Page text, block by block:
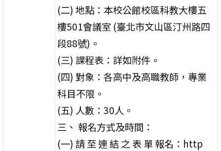
(二) 地點：本校公館校區科教大樓五
樓501會議室 (臺北市文山區汀州路四
段88號)。
(三) 課程表：詳如附件。
(四) 對象：各高中及高職教師，專業
科目不限。
(五) 人數：30人。
三、 報名方式及時間：
(一) 請 至 連 結 之 表 單 報名：http